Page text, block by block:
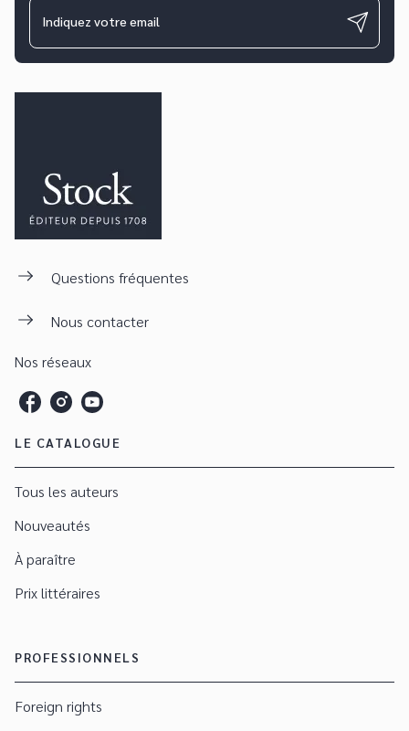
Indiquez votre email
Questions fréquentes
Nous contacter
Nos réseaux
LE CATALOGUE
Tous les auteurs
Nouveautés
À paraître
Prix littéraires
PROFESSIONNELS
Foreign rights